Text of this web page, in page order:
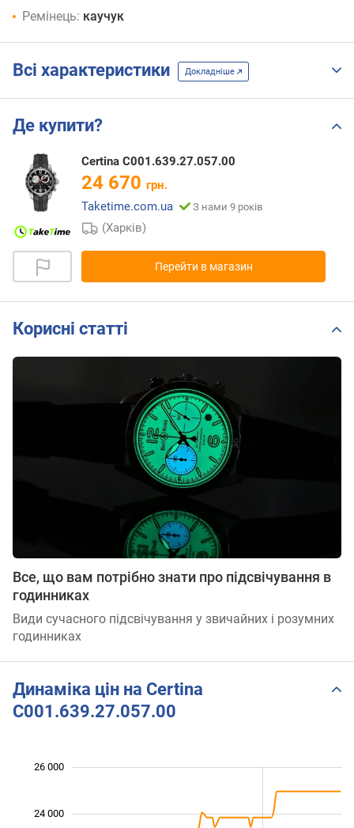
Ремінець: каучук
Всі характеристики Докладніше
Де купити?
Certina C001.639.27.057.00
24 670 грн.
Taketime.com.ua
З нами 9 років
(Харків)
Перейти в магазин
Корисні статті
Все, що вам потрібно знати про підсвічування в
годинниках
Види сучасного підсвічування у звичайних і розумних
годинниках
Динаміка цін на Certina
C001.639.27.057.00
24 000
26 000